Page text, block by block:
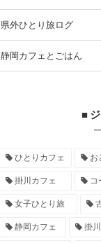
県外ひとり旅ログ
静岡カフェとごはん
■
ひとりカフェ お
掛川カフェ コ
女子ひとり旅
静岡カフェ 掛